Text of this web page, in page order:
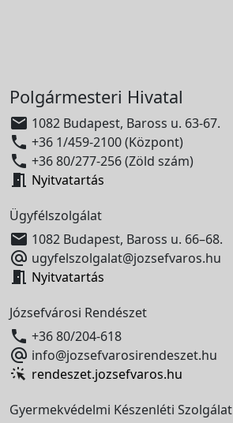
Polgármesteri Hivatal
 1082 Budapest, Baross u. 63-67.
 +36 1/459-2100 (Központ)
 +36 80/277-256 (Zöld szám)
 Nyitvatartás
Ügyfélszolgálat
 1082 Budapest, Baross u. 66–68.
 ugyfelszolgalat@jozsefvaros.hu
 Nyitvatartás
Józsefvárosi Rendészet
 +36 80/204-618
 info@jozsefvarosirendeszet.hu
rendeszet.jozsefvaros.hu
Gyermekvédelmi Készenléti Szolgálat